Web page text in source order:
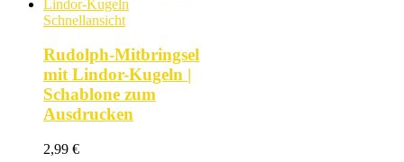
Schnellansicht
Rudolph-Mitbringsel
mit Lindor-Kugeln |
Schablone zum
Ausdrucken
2,99 €